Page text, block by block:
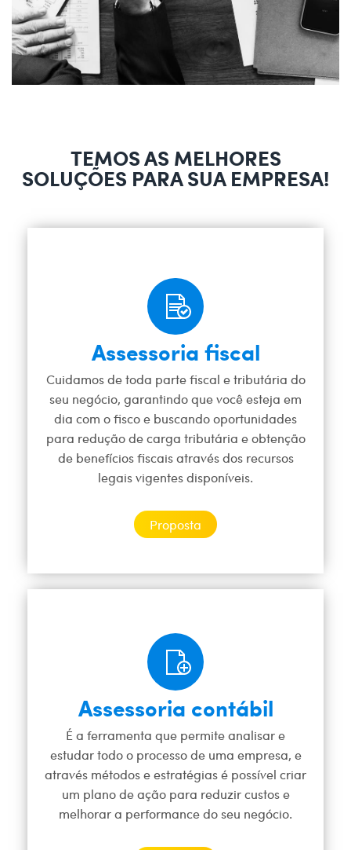
TEMOS AS MELHORES
SOLUÇÕES PARA SUA EMPRESA!
Assessoria fiscal
Cuidamos de toda parte fiscal e tributária do
seu negócio, garantindo que você esteja em
dia com o fisco e buscando oportunidades
para redução de carga tributária e obtenção
de benefícios fiscais através dos recursos
legais vigentes disponíveis.
Proposta
Assessoria contábil
É a ferramenta que permite analisar e
estudar todo o processo de uma empresa, e
através métodos e estratégias é possível criar
um plano de ação para reduzir custos e
melhorar a performance do seu negócio.